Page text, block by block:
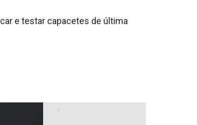
e testar capacetes de última